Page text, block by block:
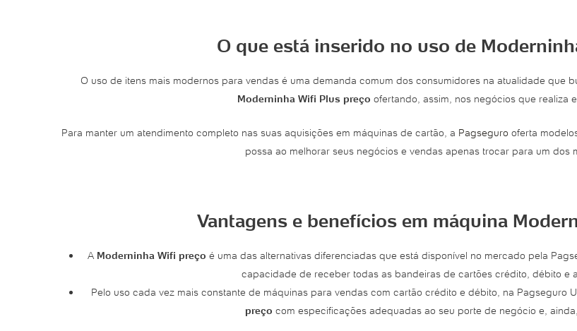
O que está inserido no uso de
O uso de itens mais modernos para vendas é uma demanda comum dos consumidores na atualidade que
Moderninha Wifi Plus preço ofertando, assim, nos negócios que realiza
Para manter um atendimento completo nas suas aquisições em máquinas de cartão, a Pagseguro oferta
possa ao melhorar seus negócios e vendas apenas trocar para um dos
Vantagens e benefícios em máquina
A Moderninha Wifi preço é uma das alternativas diferenciadas que está disponível no mercado pela
capacidade de receber todas as bandeiras de cartões crédito, débito e
Pelo uso cada vez mais constante de máquinas para vendas com cartão crédito e débito, na Pagseguro
preço com especificações adequadas ao seu porte de negócio e,